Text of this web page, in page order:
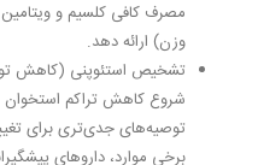
وزن) ارائه دهد.
تشخیص استئوپنی (کاهش
شروع کاهش تراکم
توصیه‌های جدی‌تری برای
برخی موارد، داروهای